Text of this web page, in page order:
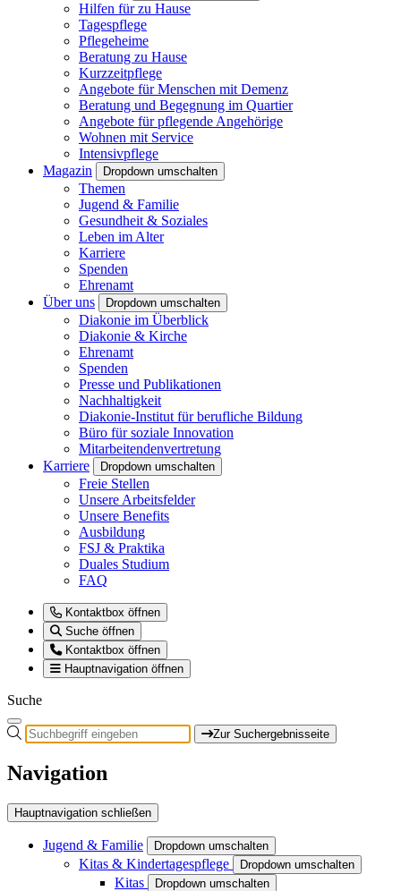
Hilfen für zu Hause
Tagespflege
Pflegeheime
Beratung zu Hause
Kurzzeitpflege
Angebote für Menschen mit Demenz
Beratung und Begegnung im Quartier
Angebote für pflegende Angehörige
Wohnen mit Service
Intensivpflege
Magazin
Dropdown umschalten
Themen
Jugend & Familie
Gesundheit & Soziales
Leben im Alter
Karriere
Spenden
Ehrenamt
Über uns
Dropdown umschalten
Diakonie im Überblick
Diakonie & Kirche
Ehrenamt
Spenden
Presse und Publikationen
Nachhaltigkeit
Diakonie-Institut für berufliche Bildung
Büro für soziale Innovation
Mitarbeitendenvertretung
Karriere
Dropdown umschalten
Freie Stellen
Unsere Arbeitsfelder
Unsere Benefits
Ausbildung
FSJ & Praktika
Duales Studium
FAQ
Kontaktbox öffnen
Suche öffnen
Kontaktbox öffnen
Hauptnavigation öffnen
Suche
Zur Suchergebnisseite
Navigation
Hauptnavigation schließen
Jugend & Familie Dropdown umschalten
Kitas & Kindertagespflege Dropdown umschalten
Kitas Dropdown umschalten